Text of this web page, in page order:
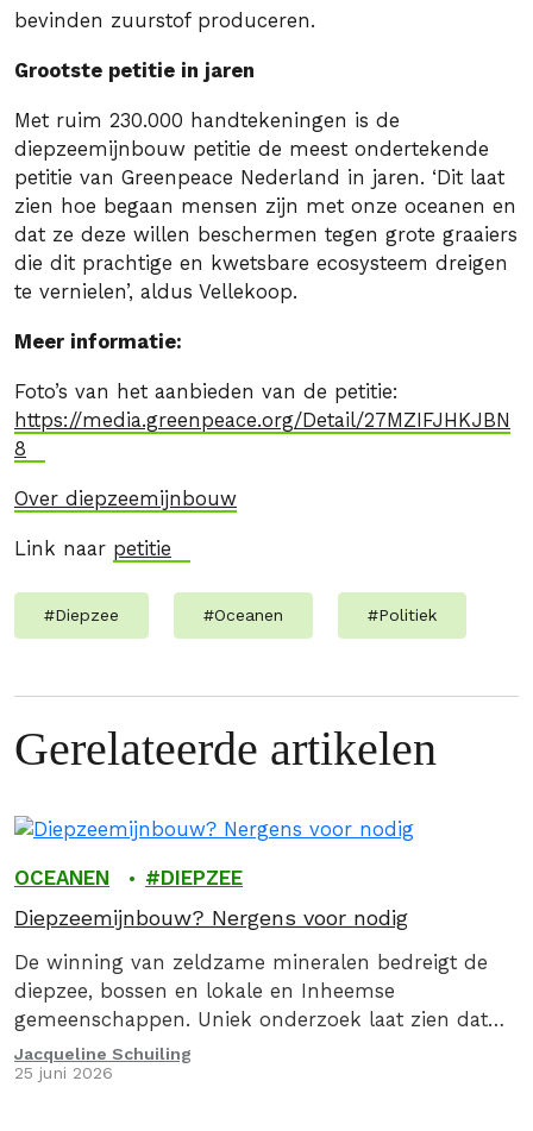
bevinden zuurstof produceren.
Grootste petitie in jaren
Met ruim 230.000 handtekeningen is de
diepzeemijnbouw petitie de meest ondertekende
petitie van Greenpeace Nederland in jaren. ‘Dit laat
zien hoe begaan mensen zijn met onze oceanen en
dat ze deze willen beschermen tegen grote graaiers
die dit prachtige en kwetsbare ecosysteem dreigen
te vernielen’, aldus Vellekoop.
Meer informatie:
Foto’s van het aanbieden van de petitie:
https://media.greenpeace.org/Detail/27MZIFJHKJBN
8
Over diepzeemijnbouw
Link naar petitie
#Diepzee #Oceanen #Politiek
Gerelateerde artikelen
OCEANEN DIEPZEE
Diepzeemijnbouw? Nergens voor nodig
De winning van zeldzame mineralen bedreigt de
diepzee, bossen en lokale en Inheemse
gemeenschappen. Uniek onderzoek laat zien dat
diepzeemijnbouw en natuurverwoesting op land
nergens voor nodig zijn.
Jacqueline Schuiling
25 juni 2026